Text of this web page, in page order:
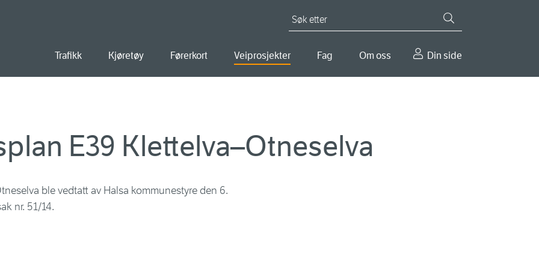
Trafikk Kjøretøy Førerkort Veiprosjekter Fag Om oss Din side
E39 Klettelva–Otneselva
ble vedtatt av Halsa kommunestyre den 6.
nr. 51/14.